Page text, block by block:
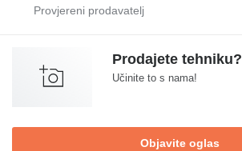
Prodajete tehniku?
Učinite to s nama!
Objavite oglas